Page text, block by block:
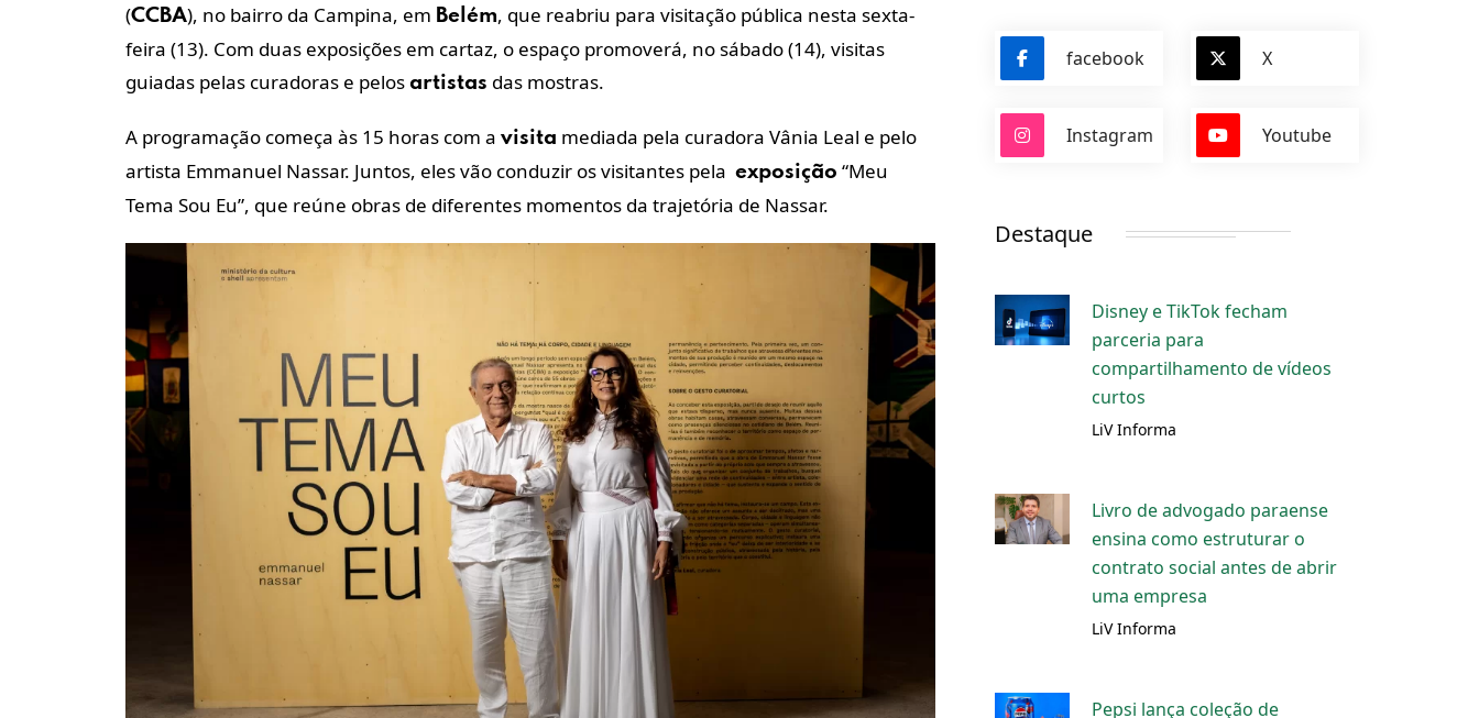
(CCBA), no bairro da Campina, em Belém, que reabriu para visitação pública nesta sexta-
feira (13). Com duas exposições em cartaz, o espaço promoverá, no sábado (14), visitas
guiadas pelas curadoras e pelos artistas das mostras.
A programação começa às 15 horas com a visita mediada pela curadora Vânia Leal e pelo
artista Emmanuel Nassar. Juntos, eles vão conduzir os visitantes pela exposição “Meu
Tema Sou Eu”, que reúne obras de diferentes momentos da trajetória de Nassar.
facebook X
Instagram Youtube
Destaque
Disney e TikTok fecham
parceria para
compartilhamento de vídeos
curtos
LiV Informa
Livro de advogado paraense
ensina como estruturar o
contrato social antes de abrir
uma empresa
LiV Informa
Pepsi lança coleção de